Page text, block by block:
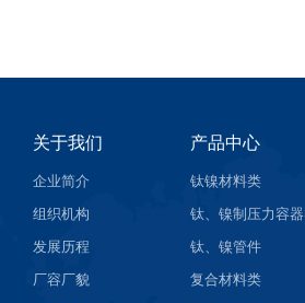
关于我们
企业简介
组织机构
发展历程
厂容厂貌
产品中心
钛镍材料类
钛、镍制压力容
钛、镍管件
复合材料类